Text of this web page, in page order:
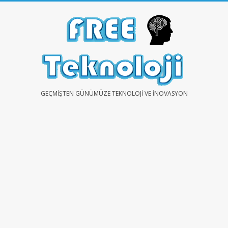
FREEGEÇMIŞTEN GÜNÜMÜZE TEKNOLOJI VE İNOVASYON